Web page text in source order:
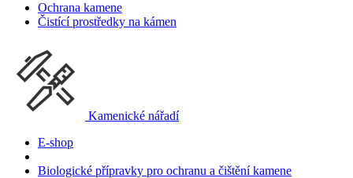
Ochrana kamene
Čistící prostředky na kámen
Kamenické nářadí
E-shop
Biologické přípravky pro ochranu a čištění kamene